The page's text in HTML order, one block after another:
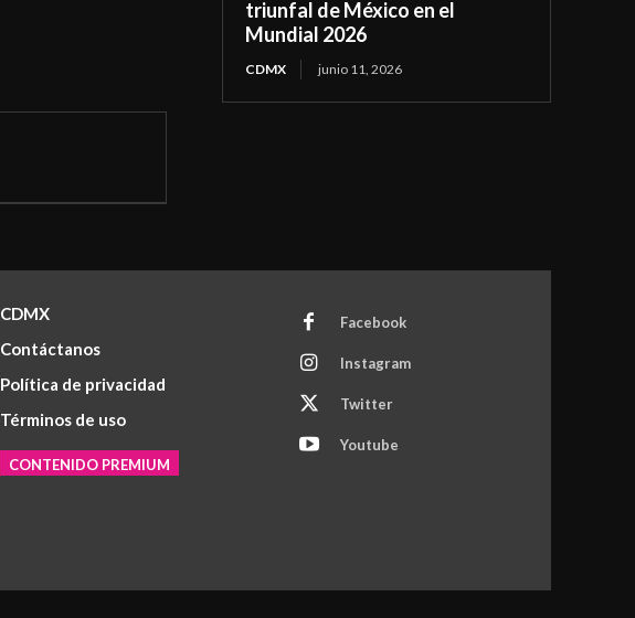
triunfal de México en el
Mundial 2026
CDMX junio 11, 2026
CDMX
Contáctanos
Política de privacidad
Términos de uso
CONTENIDO PREMIUM
Facebook
Instagram
Twitter
Youtube